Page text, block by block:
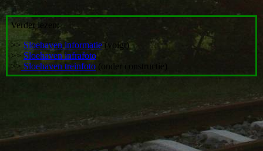
Verder lezen:
>> Sloehaven informatie (volgt)
>>Sloehaven infrafoto
>> Sloehaven treinfoto (onder constructie)